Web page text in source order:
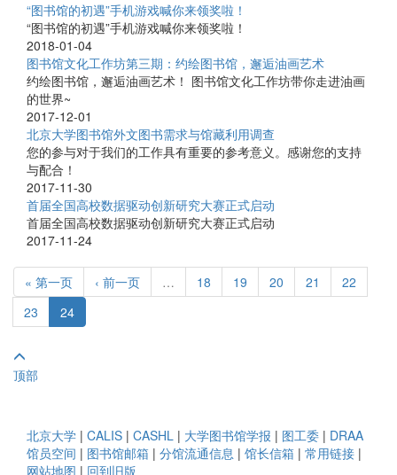
“图书馆的初遇”手机游戏喊你来领奖啦！
“图书馆的初遇”手机游戏喊你来领奖啦！
2018-01-04
图书馆文化工作坊第三期：约绘图书馆，邂逅油画艺术
约绘图书馆，邂逅油画艺术！ 图书馆文化工作坊带你走进油画
的世界~
2017-12-01
北京大学图书馆外文图书需求与馆藏利用调查
您的参与对于我们的工作具有重要的参考意义。感谢您的支持
与配合！
2017-11-30
首届全国高校数据驱动创新研究大赛正式启动
首届全国高校数据驱动创新研究大赛正式启动
2017-11-24
« 第一页 ‹ 前一页 … 18 19 20 21
22
23
24
顶部
北京大学 | CALIS | CASHL | 大学图书馆学报 | 图工委 | DRAA
馆员空间 | 图书馆邮箱 | 分馆流通信息 | 馆长信箱 | 常用链接 |
网站地图 | 回到旧版